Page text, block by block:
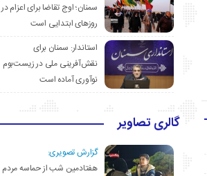
سمنان؛ اوج تقاضا برای اعزام در
روزهای ابتدایی است
استاندار: سمنان برای
نقش‌آفرینی ملی در زیست‌بوم
نوآوری آماده است
گالری تصاویر
گزارش تصویری:
هفتادمین شب از حماسه مردم